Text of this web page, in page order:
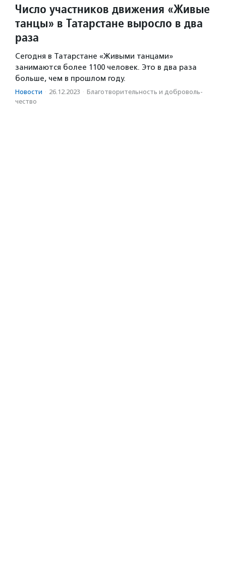
Число участников движения «Живые
танцы» в Татарстане выросло в два
раза
Сегодня в Татарстане «Живыми танцами»
занимаются более 1100 человек. Это в два раза
больше, чем в прошлом году.
Новости · 26.12.2023 · Благотвори­тель­ность и доброволь­
чест­во